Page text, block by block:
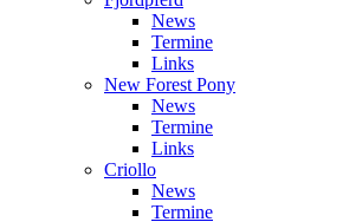
News
Termine
Links
New Forest Pony
News
Termine
Links
Criollo
News
Termine